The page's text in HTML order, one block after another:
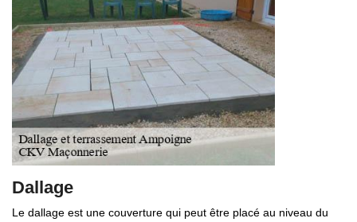
Dallage
Le dallage est une couverture qui peut être placé au niveau du